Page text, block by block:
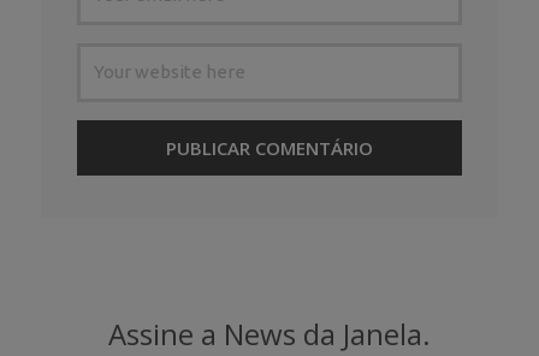
Assine a News da Janela.